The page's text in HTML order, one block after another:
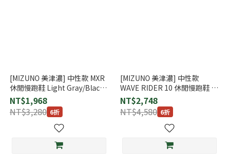
[MIZUNO 美津濃] 中性款 MXR
休閒慢跑鞋 Light Gray/Black
(D1GA245106)
NT$1,968
NT$3,280 6折
[MIZUNO 美津濃] 中性款
WAVE RIDER 10 休閒慢跑鞋 黑
(D1GA243108)
NT$2,748
NT$4,580 6折